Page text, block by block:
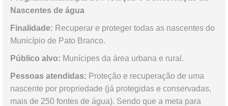
Nascentes de água
Finalidade: Recuperar e proteger todas as nascentes do
Município de Pato Branco.
Público alvo: Munícipes da área urbana e rural.
Pessoas atendidas: Proteção e recuperação de uma
nascente por propriedade (já protegidas e conservadas,
mais de 250 fontes de água). Sendo que a meta para